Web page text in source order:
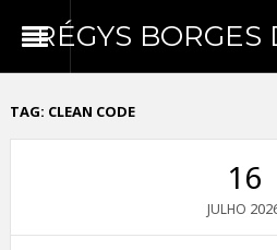
RÉGYS
TAG: CLEAN CODE
16
JULHO